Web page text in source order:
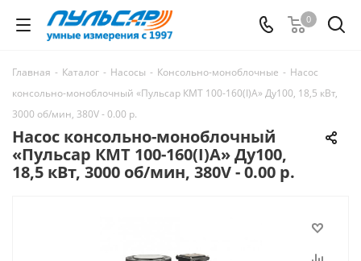
0
Главная - Каталог - Насосы - Консольно-моноблочные - Насос
консольно-моноблочный «Пульсар КМТ 100-160(I)А» Ду100, 18,5 кВт,
3000 об/мин, 380V - 0.00 р.
Насос консольно-моноблочный
«Пульсар КМТ 100-160(I)А» Ду100,
18,5 кВт, 3000 об/мин, 380V - 0.00 р.